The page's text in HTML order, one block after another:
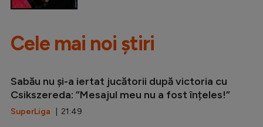
Cele mai noi știri
Sabău nu și-a iertat jucătorii după victoria cu
Csikszereda: ”Mesajul meu nu a fost înțeles!”
SuperLiga | 21:49